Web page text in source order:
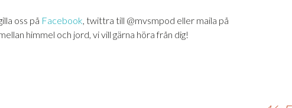
oss på Facebook, twittra till @mvsmpod eller maila på
himmel och jord, vi vill gärna höra från dig!